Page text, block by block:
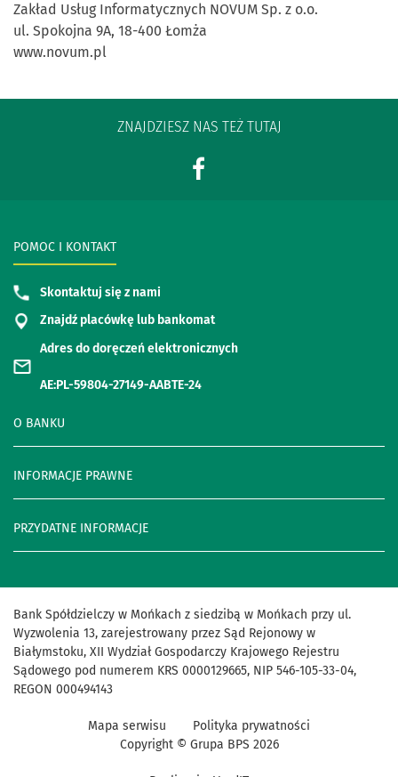
Zakład Usług Informatycznych NOVUM Sp. z o.o.
ul. Spokojna 9A, 18-400 Łomża
www.novum.pl
ZNAJDZIESZ NAS TEŻ TUTAJ
O BANKU
INFORMACJE PRAWNE
PRZYDATNE INFORMACJE
POMOC I KONTAKT
Skontaktuj się z nami
Znajdź placówkę lub bankomat
Adres do doręczeń elektronicznych
AE:PL-59804-27149-AABTE-24
Bank Spółdzielczy w Mońkach z siedzibą w Mońkach przy ul.
Wyzwolenia 13, zarejestrowany przez Sąd Rejonowy w
Białymstoku, XII Wydział Gospodarczy Krajowego Rejestru
Sądowego pod numerem KRS 0000129665, NIP 546-105-33-04,
REGON 000494143
Mapa serwisu
Polityka prywatności
Copyright © Grupa BPS 2026